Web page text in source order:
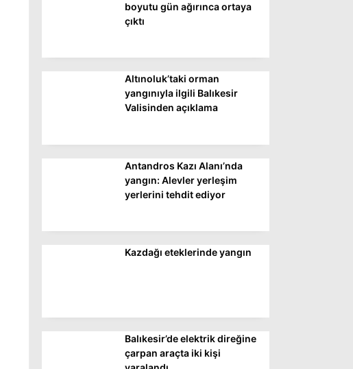
boyutu gün ağırınca ortaya
çıktı
Altınoluk’taki orman
yangınıyla ilgili Balıkesir
Valisinden açıklama
Antandros Kazı Alanı’nda
yangın: Alevler yerleşim
yerlerini tehdit ediyor
Kazdağı eteklerinde yangın
Balıkesir’de elektrik direğine
çarpan araçta iki kişi